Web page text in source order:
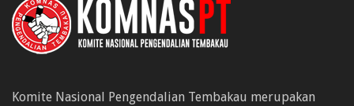
Komite Nasional Pengendalian Tembakau merupakan